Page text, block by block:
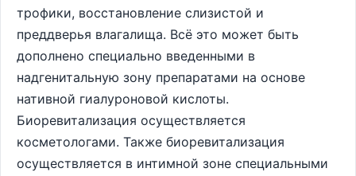
трофики, восстановление слизистой и
преддверья влагалища. Всё это может быть
дополнено специально введенными в
надгенитальную зону препаратами на основе
нативной гиалуроновой кислоты.
Биоревитализация осуществляется
косметологами. Также биоревитализация
осуществляется в интимной зоне специальными